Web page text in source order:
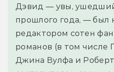
Дэвид — увы,
прошлого года, — был
редактором сотен
романов (в том числе
Джина Вулфа и